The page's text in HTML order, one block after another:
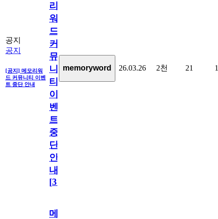
공지
공지
[공지] 메모리워
드 커뮤니티 이벤
트 중단 안내
리
워
드
커
뮤
니
티
이
벤
트
중
단
안
내
[31
memoryword 26.03.26 2천 21 1
메